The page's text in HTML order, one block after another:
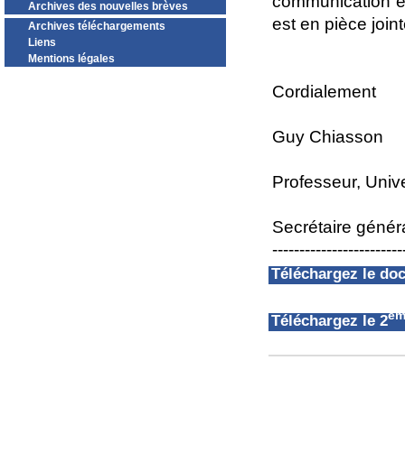
Archives des nouvelles brèves
Archives téléchargements
Liens
Mentions légales
est en pièce
Cordialement
Guy Chiasson
Professeur,
Secrétaire
Téléchargez le
Téléchargez le 2